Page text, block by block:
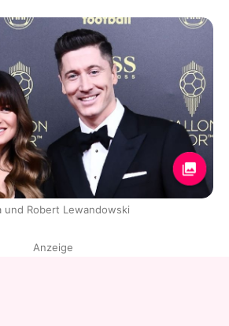
und Robert Lewandowski
Anzeige